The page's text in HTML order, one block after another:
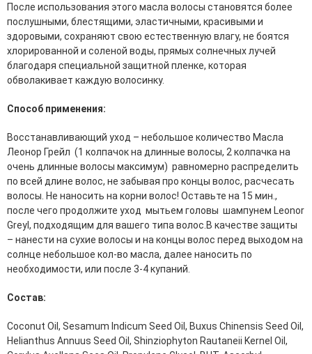
Спреи для лица
Средства для умывания
Сыворотки, эликсиры, эмульсии, концентраты и
эссенции для лица
Уход для губ
Уход для кожи вокруг глаз
Автозагар для тела
Антицеллюлитные средства
Бальзамы и гели для тела
Гели для душа
Дезодоранты для тела
Защита от солнца для тела
Кремы для тела
Лосьоны, сыворотки и эликсиры для тела
Масла для тела
Мыло
Пены для ванны
Скрабы и пилинги для тела
После использования этого масла волосы становятся более
послушными, блестящими, эластичными, красивыми и
здоровыми, сохраняют свою естественную влагу, не боятся
хлорированной и соленой воды, прямых солнечных лучей
благодаря специальной защитной пленке, которая
обволакивает каждую волосинку.
Способ применения:
Восстанавливающий уход – небольшое количество Масла
Леонор Грейл (1 колпачок на длинные волосы, 2 колпачка на
очень длинные волосы максимум) равномерно распределить
по всей длине волос, не забывая про концы волос, расчесать
волосы. Не наносить на корни волос! Оставьте на 15 мин.,
после чего продолжите уход мытьем головы шампунем Leonor
Greyl, подходящим для вашего типа волос.В качестве защиты
– нанести на сухие волосы и на концы волос перед выходом на
солнце небольшое кол-во масла, далее наносить по
необходимости, или после 3-4 купаний.
Состав:
Coconut Oil, Sesamum Indicum Seed Oil, Buxus Chinensis Seed Oil,
Helianthus Annuus Seed Oil, Shinziophyton Rautaneii Kernel Oil,